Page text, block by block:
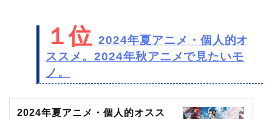
１位 2024年夏アニメ・個人的オ
ススメ。2024年秋アニメで見たいモ
ノ。
2024年夏アニメ・個人的オスス